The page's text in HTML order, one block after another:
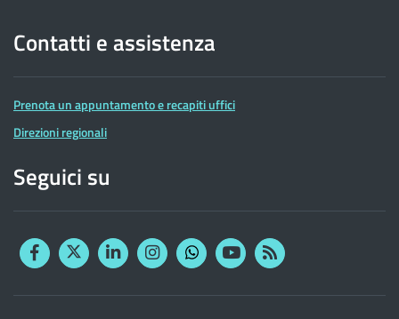
Contatti e assistenza
Prenota un appuntamento e recapiti uffici
Direzioni regionali
Seguici su
FacebookTwitterLinkedinInstagram
YouTubeRSS